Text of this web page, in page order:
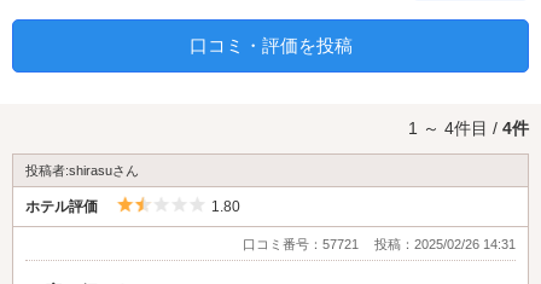
口コミ・評価を投稿
1 ～ 4件目 / 4件
投稿者:shirasuさん
ホテル評価 5つ星のうち1.5
1.80
口コミ番号：57721 投稿：2025/02/26 14:31